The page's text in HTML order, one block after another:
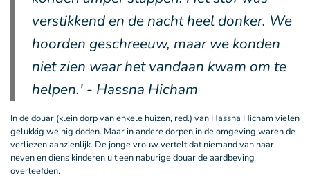
verstikkend en de nacht heel donker. We
hoorden geschreeuw, maar we konden
niet zien waar het vandaan kwam om te
helpen.' - Hassna Hicham
In de douar (klein dorp van enkele huizen, red.) van Hassna Hicham vielen
gelukkig weinig doden. Maar in andere dorpen in de omgeving waren de
verliezen aanzienlijk. De jonge vrouw vertelt dat niemand van haar
neven en diens kinderen uit een naburige douar de aardbeving
overleefden.